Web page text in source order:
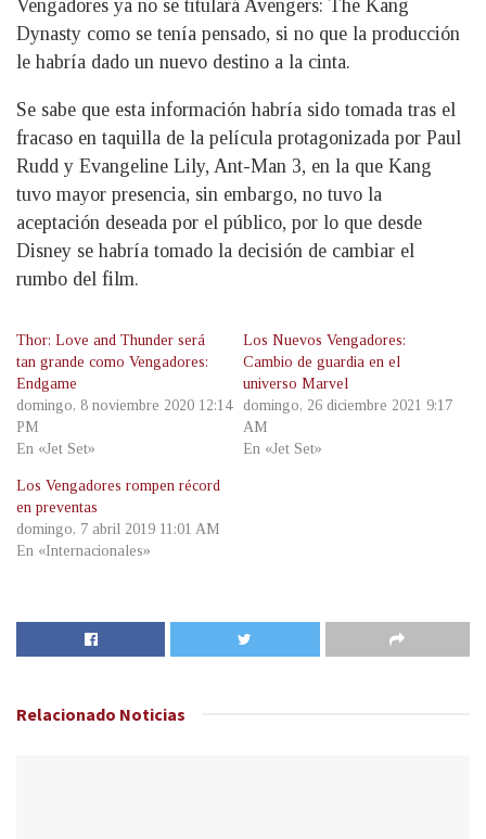
Vengadores ya no se titulará Avengers: The Kang
Dynasty como se tenía pensado, si no que la producción
le habría dado un nuevo destino a la cinta.
Se sabe que esta información habría sido tomada tras el
fracaso en taquilla de la película protagonizada por Paul
Rudd y Evangeline Lily, Ant-Man 3, en la que Kang
tuvo mayor presencia, sin embargo, no tuvo la
aceptación deseada por el público, por lo que desde
Disney se habría tomado la decisión de cambiar el
rumbo del film.
Thor: Love and Thunder será
tan grande como Vengadores:
Endgame
domingo, 8 noviembre 2020 12:14
PM
En «Jet Set»
Los Nuevos Vengadores:
Cambio de guardia en el
universo Marvel
domingo, 26 diciembre 2021 9:17
AM
En «Jet Set»
Los Vengadores rompen récord
en preventas
domingo, 7 abril 2019 11:01 AM
En «Internacionales»
Relacionado Noticias